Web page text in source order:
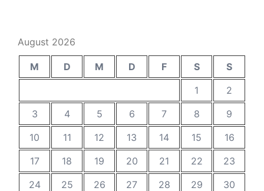
August 2026
M D M D F S
S
1
2
3
4 5 6 7 8
9
10
11 12 13 14 15
16
17
18 19 20 21 22
23
24
25 26 27 28 29
30